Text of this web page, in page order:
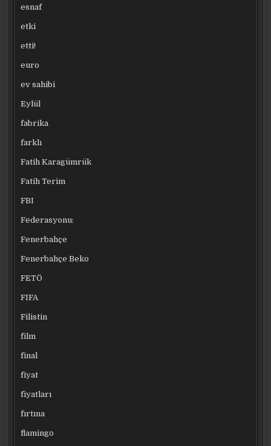
esnaf
etki
etti!
euro
ev sahibi
Eylül
fabrika
farklı
Fatih Karagümrük
Fatih Terim
FBI
Federasyonu:
Fenerbahçe
Fenerbahçe Beko
FETÖ
FIFA
Filistin
film
final
fiyat
fiyatları
fırtına
flamingo